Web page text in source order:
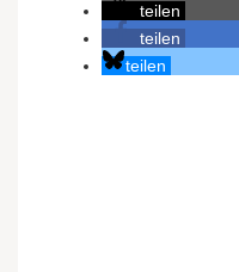
teilen
teilen
teilen